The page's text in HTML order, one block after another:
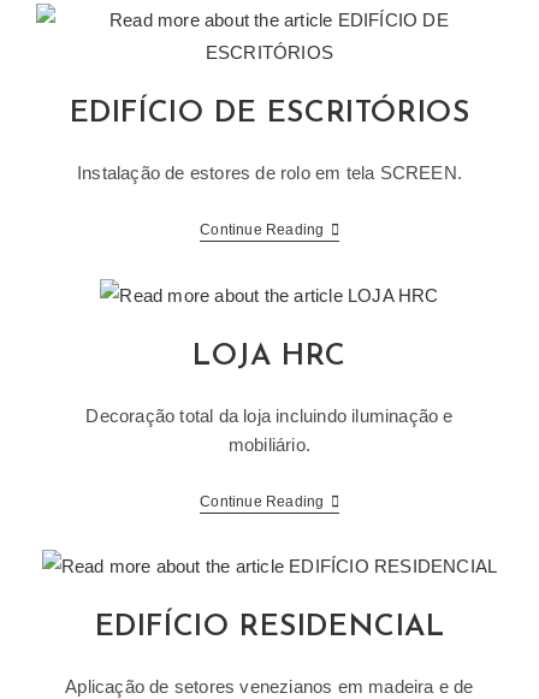
EDIFÍCIO DE ESCRITÓRIOS
Instalação de estores de rolo em tela SCREEN.
Continue Reading EDIFÍCIO
LOJA HRC
Decoração total da loja incluindo iluminação e
mobiliário.
Continue Reading LOJA
EDIFÍCIO RESIDENCIAL
Aplicação de setores venezianos em madeira e de